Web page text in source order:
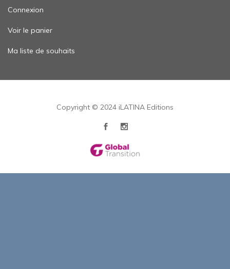
Connexion
Voir le panier
Ma liste de souhaits
Copyright © 2024 iLATINA Editions